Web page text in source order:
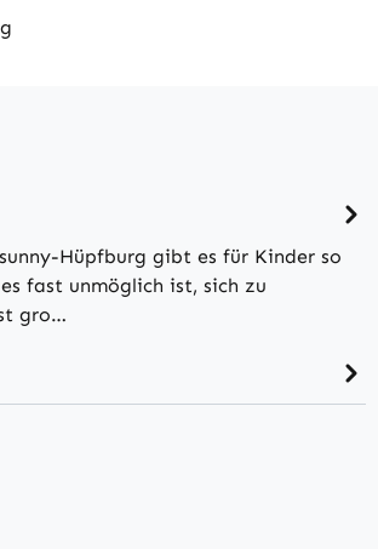
Hüpfburg gibt es für Kinder so
fast unmöglich ist, sich zu
gro…